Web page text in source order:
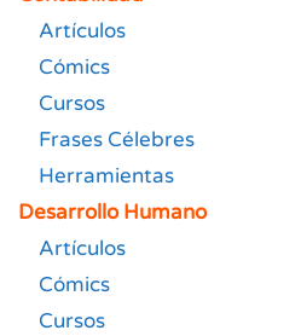
Artículos
Cómics
Cursos
Frases Célebres
Herramientas
Desarrollo Humano
Artículos
Cómics
Cursos